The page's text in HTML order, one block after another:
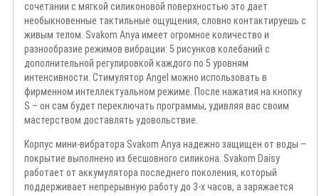
сочетании с мягкой силиконовой поверхностью это дает
необыкновенные тактильные ощущения, словно контактируешь с
живым телом. Svakom Anya имеет огромное количество и
разнообразие режимов вибрации: 5 рисунков колебаний с
дополнительной регулировкой каждого по 5 уровням
интенсивности. Стимулятор Angel можно использовать в
фирменном интеллектуальном режиме. После нажатия на кнопку
S – он сам будет переключать программы, удивляя вас своим
мастерством доставлять удовольствие.
Корпус мини-вибратора Svakom Anya надежно защищен от воды –
покрытие выполнено из бесшовного силикона. Svakom Daisy
работает от аккумулятора последнего поколения, который
поддерживает непрерывную работу до 3-х часов, а заряжается